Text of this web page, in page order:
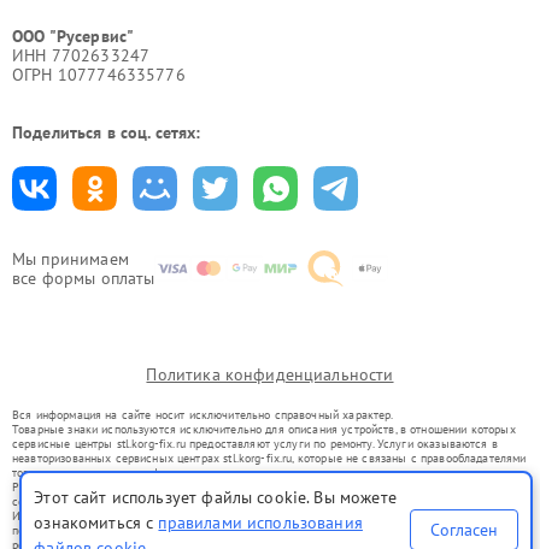
Мы принимаем
все формы оплаты
ООО "Русервис"
ИНН 7702633247
ОГРН 1077746335776
Поделиться в соц. сетях:
Политика конфиденциальности
Вся информация на сайте носит исключительно справочный характер.
Товарные знаки используются исключительно для описания устройств, в отношении которых
сервисные центры stl.korg-fix.ru предоставляют услуги по ремонту. Услуги оказываются в
неавторизованных сервисных центрах stl.korg-fix.ru, которые не связаны с правообладателями
товарных знаков или их официальными представителями.
Ремонт осуществляется для устройств, уже введенных в гражданский оборот в соответствии
со статьей 1487 ГК РФ.
Использование товарных знаков не преследует цели индивидуализации услуг или введения
потребителей в заблуждение, а служит для информирования о предоставляемых услугах по
ремонту техники указанных брендов.
Этот сайт использует файлы cookie. Вы можете
ознакомиться с правилами использования
Согласен